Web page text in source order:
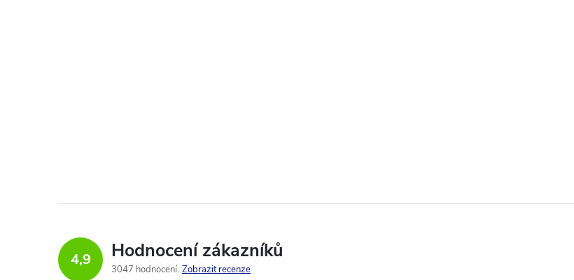
4,9 Hodnocení zákazníků
3047 hodnocení Zobrazit recenze